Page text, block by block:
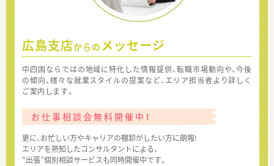
広島支店からの メッセージ
中四国ならではの地域に特化した情報提供、転職市場動向や、今後
の傾向、様々な就業スタイルの提案など、エリア担当者より詳しく
ご案内します。
お仕事相談会無料開催中！
更に、お忙しい方やキャリアの棚卸がしたい方に朗報!
エリアを熟知したコンサルタントによる、
“出張”個別相談サービスも同時開催中です。